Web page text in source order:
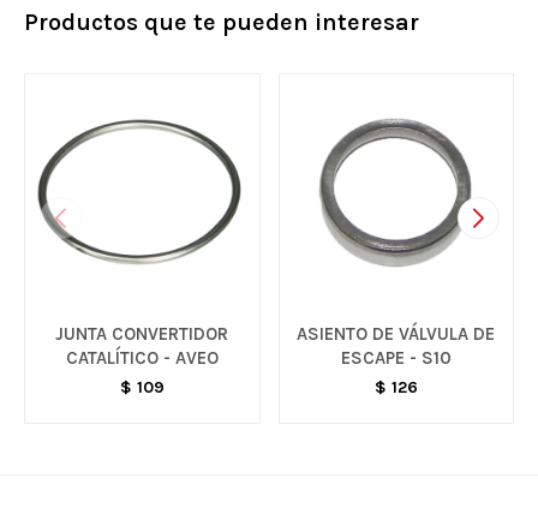
Productos que te pueden interesar
JUNTA CONVERTIDOR
CATALÍTICO - AVEO
$ 109
ASIENTO DE VÁLVULA DE
ESCAPE - S10
$ 126